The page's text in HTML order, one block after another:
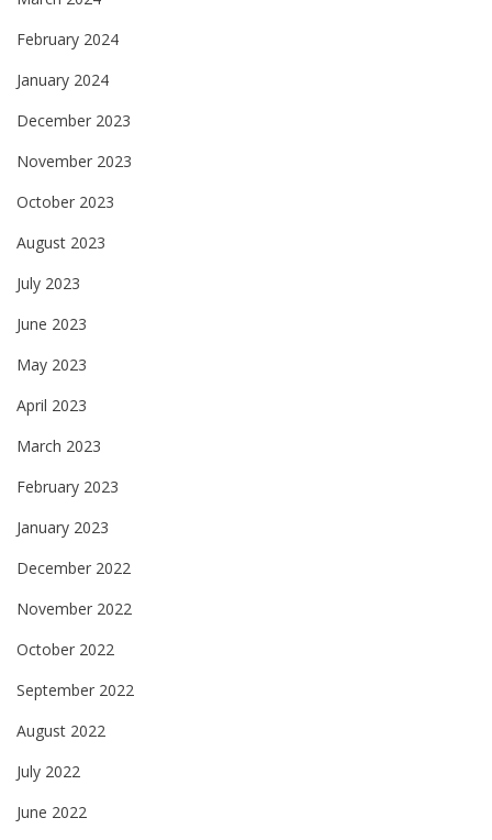
February 2024
January 2024
December 2023
November 2023
October 2023
August 2023
July 2023
June 2023
May 2023
April 2023
March 2023
February 2023
January 2023
December 2022
November 2022
October 2022
September 2022
August 2022
July 2022
June 2022